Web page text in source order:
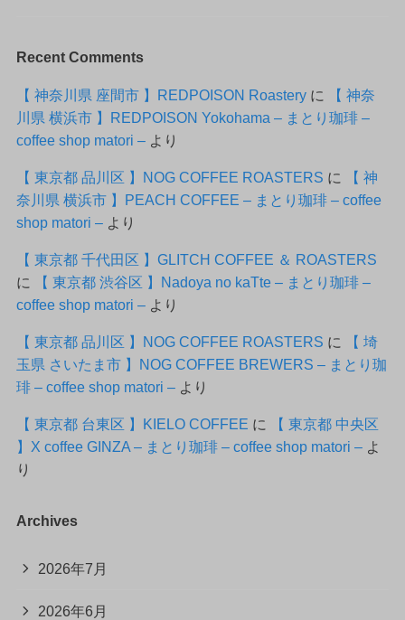
Recent Comments
【 神奈川県 座間市 】REDPOISON Roasteryに
【 神奈
川県 横浜市 】REDPOISON Yokohama – まとり珈琲 –
coffee shop matori –より
【 東京都 品川区 】NOG COFFEE ROASTERS に
【 神
奈川県 横浜市 】PEACH COFFEE – まとり珈琲 – coffee
shop matori –より
【 東京都 千代田区 】GLITCH COFFEE ＆ ROASTERS
に
【 東京都 渋谷区 】Nadoya no kaTte – まとり珈琲 –
coffee shop matori –より
【 東京都 品川区 】NOG COFFEE ROASTERS に
【 埼
玉県 さいたま市 】NOG COFFEE BREWERS – まとり珈
琲 – coffee shop matori –より
【 東京都 台東区 】KIELO COFFEE に
【 東京都 中央区
】X coffee GINZA – まとり珈琲 – coffee shop matori –よ
り
Archives
2026年7月
2026年6月